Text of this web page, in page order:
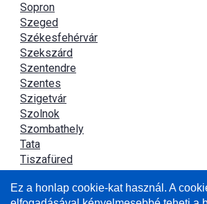
Sopron
Szeged
Székesfehérvár
Szekszárd
Szentendre
Szentes
Szigetvár
Szolnok
Szombathely
Tata
Tiszafüred
Újszász
Ez a honlap cookie-kat használ. A